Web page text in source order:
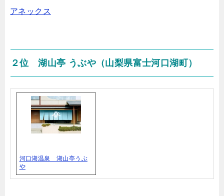
アネックス
２位 湖山亭 うぶや（山梨県富士河口湖町）
河口湖温泉 湖山亭うぶ
や